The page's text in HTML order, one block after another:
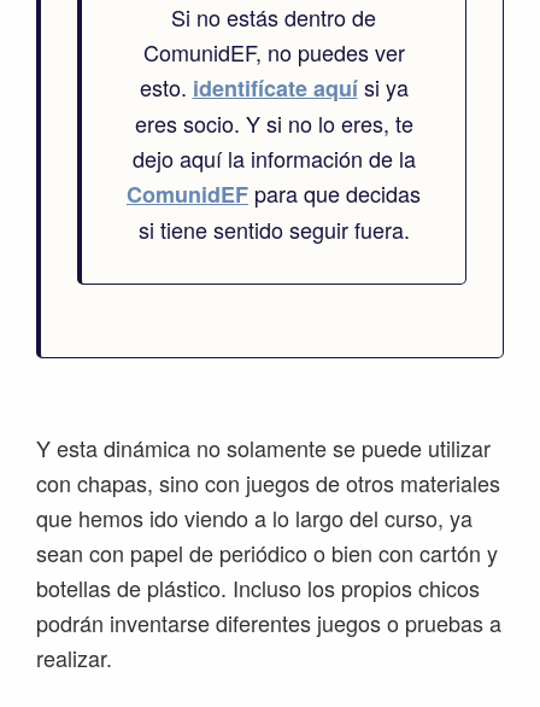
Si no estás dentro de
ComunidEF, no puedes ver
esto. identifícate aquísi ya
eres socio. Y si no lo eres, te
dejo aquí la información de la
ComunidEF para que decidas
si tiene sentido seguir fuera.
Y esta dinámica no solamente se puede utilizar
con chapas, sino con juegos de otros materiales
que hemos ido viendo a lo largo del curso, ya
sean con papel de periódico o bien con cartón y
botellas de plástico. Incluso los propios chicos
podrán inventarse diferentes juegos o pruebas a
realizar.